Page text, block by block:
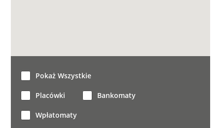
Pokaż Wszystkie
Placówki Bankomaty
Wpłatomaty